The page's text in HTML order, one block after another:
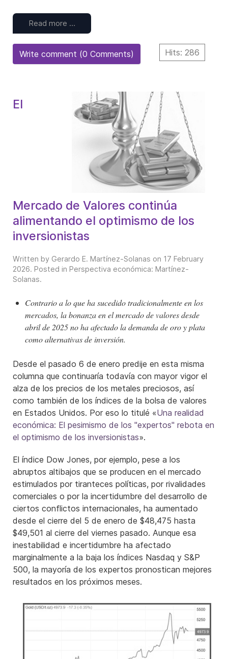
Read more …
Hits: 286
Write comment (0 Comments)
El
Mercado de Valores continúa
alimentando el optimismo de los
inversionistas
Written by Gerardo E. Martínez-Solanas on 17 February
2026. Posted in Perspectiva económica: Martínez-
Solanas.
Contrario a lo que ha sucedido tradicionalmente en los
mercados, la bonanza en el mercado de valores desde
abril de 2025 no ha afectado la demanda de oro y plata
como alternativas de inversión.
Desde el pasado 6 de enero predije en esta misma
columna que continuaría todavía con mayor vigor el
alza de los precios de los metales preciosos, así
como también de los índices de la bolsa de valores
en Estados Unidos. Por eso lo titulé «Una realidad
económica: El pesimismo de los "expertos" rebota en
el optimismo de los inversionistas».
El índice Dow Jones, por ejemplo, pese a los
abruptos altibajos que se producen en el mercado
estimulados por tiranteces políticas, por rivalidades
comerciales o por la incertidumbre del desarrollo de
ciertos conflictos internacionales, ha aumentado
desde el cierre del 5 de enero de $48,475 hasta
$49,501 al cierre del viernes pasado. Aunque esa
inestabilidad e incertidumbre ha afectado
marginalmente a la baja los índices Nasdaq y S&P
500, la mayoría de los expertos pronostican mejores
resultados en los próximos meses.